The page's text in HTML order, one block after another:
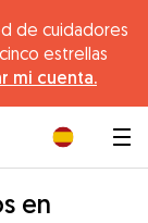
de cuidadores
estrellas
mi cuenta.
en